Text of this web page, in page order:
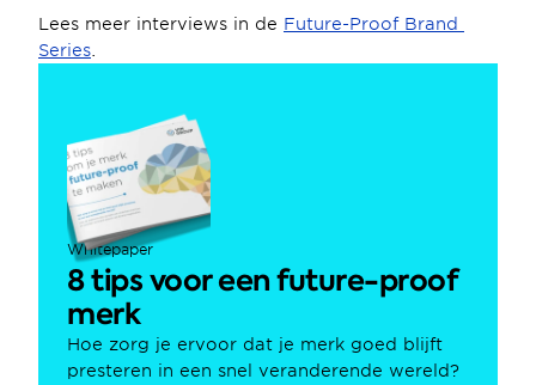
Lees meer interviews in de Future-Proof Brand
Series
Whitepaper
8 tips voor een future-proof
merk
Hoe zorg je ervoor dat je merk goed blijft
presteren in een snel veranderende wereld?